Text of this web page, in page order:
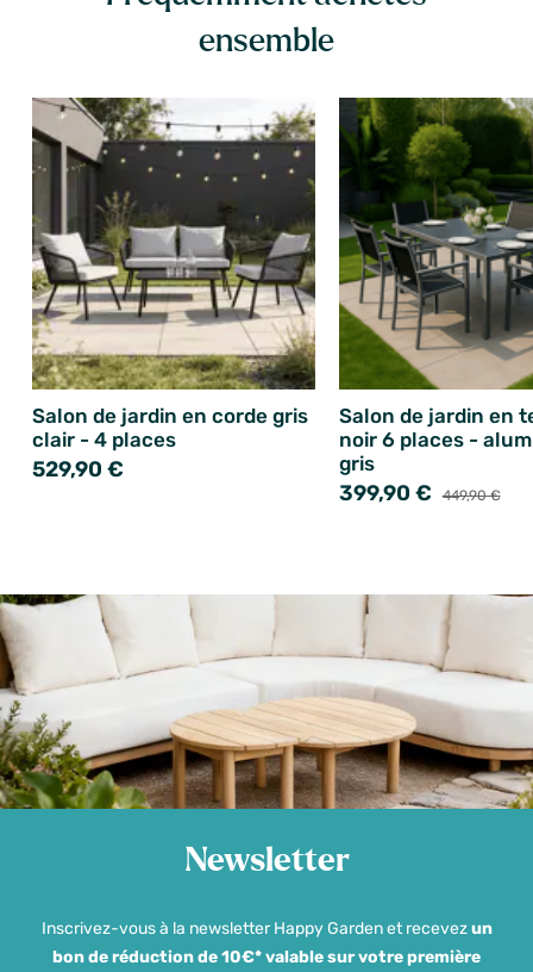
ensemble
Salon de jardin en corde gris
clair - 4 places
529,90 €
Salon de jardin en
noir 6 places -
gris
399,90 € 449,90 €
Newsletter
Inscrivez-vous à la newsletter Happy Garden et recevezun
bon de réduction de 10€* valable sur votre première